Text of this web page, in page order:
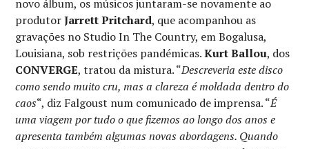
novo álbum, os músicos juntaram-se novamente ao
produtorJarrett Pritchard, que acompanhou as
gravações no Studio In The Country, em Bogalusa,
Louisiana, sob restrições pandémicas.Kurt Ballou, dos
CONVERGE, tratou da mistura. “Descreveria este disco
como sendo muito cru, mas a clareza é moldada dentro do
caos“, diz Falgoust num comunicado de imprensa. “É
uma viagem por tudo o que fizemos ao longo dos anos e
apresenta também algumas novas abordagens. Quando